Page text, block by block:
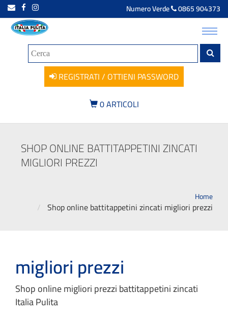
Numero Verde 0865 904373
REGISTRATI / OTTIENI PASSWORD
0ARTICOLI
SHOP ONLINE BATTITAPPETINI ZINCATI
MIGLIORI PREZZI
Home
Shop online battitappetini zincati migliori prezzi
migliori prezzi
Shop online migliori prezzi battitappetini zincati
Italia Pulita